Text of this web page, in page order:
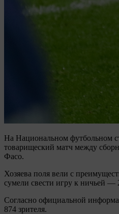
На Национальном футбольном
товарищеский матч между
Фасо.
Хозяева поля вели с
сумели свести игру к ничьей —
Согласно официальной
874 зрителя.